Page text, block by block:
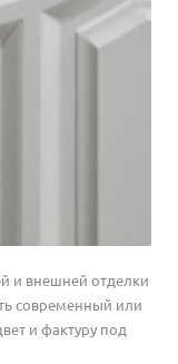
и внешней отделки
современный или
и фактуру под